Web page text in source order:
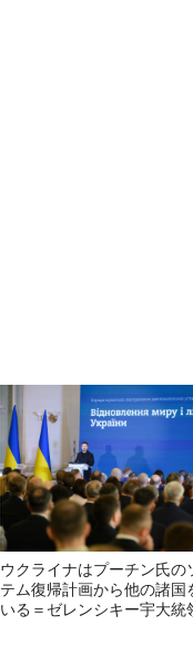
ウクライナはプーチン氏の
テム復帰計画から他の諸国
いる＝ゼレンシキー宇大統